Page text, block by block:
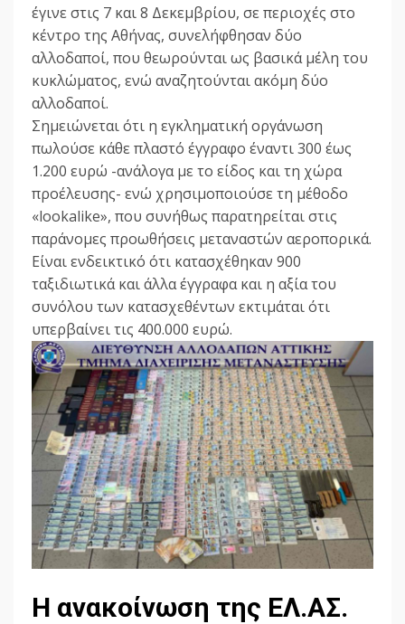
έγινε στις 7 και 8 Δεκεμβρίου, σε περιοχές στο
κέντρο της Αθήνας, συνελήφθησαν δύο
αλλοδαποί, που θεωρούνται ως βασικά μέλη του
κυκλώματος, ενώ αναζητούνται ακόμη δύο
αλλοδαποί.
Σημειώνεται ότι η εγκληματική οργάνωση
πωλούσε κάθε πλαστό έγγραφο έναντι 300 έως
1.200 ευρώ -ανάλογα με το είδος και τη χώρα
προέλευσης- ενώ χρησιμοποιούσε τη μέθοδο
«lookalike», που συνήθως παρατηρείται στις
παράνομες προωθήσεις μεταναστών αεροπορικά.
Είναι ενδεικτικό ότι κατασχέθηκαν 900
ταξιδιωτικά και άλλα έγγραφα και η αξία του
συνόλου των κατασχεθέντων εκτιμάται ότι
υπερβαίνει τις 400.000 ευρώ.
Η ανακοίνωση της ΕΛ.ΑΣ.